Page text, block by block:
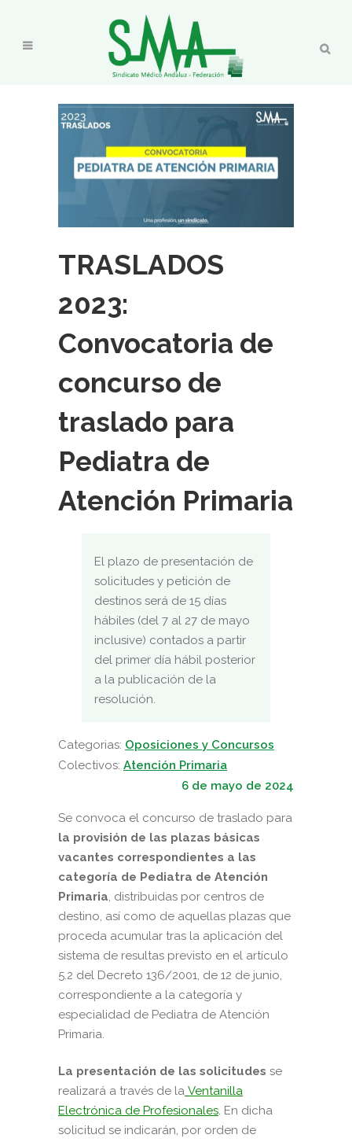
TRASLADOS
2023:
Convocatoria de
concurso de
traslado para
Pediatra de
Atención Primaria
El plazo de presentación de
solicitudes y petición de
destinos será de 15 días
hábiles (del 7 al 27 de mayo
inclusive) contados a partir
del primer día hábil posterior
a la publicación de la
resolución.
Categorias: Oposiciones y Concursos
Colectivos: Atención Primaria
6 de mayo de 2024
Se convoca el concurso de traslado para
la provisión de las plazas básicas
vacantes correspondientes a las
categoría de Pediatra de Atención
Primaria, distribuidas por centros de
destino, así como de aquellas plazas que
proceda acumular tras la aplicación del
sistema de resultas previsto en el artículo
5.2 del Decreto 136/2001, de 12 de junio,
correspondiente a la categoría y
especialidad de Pediatra de Atención
Primaria.
La presentación de las solicitudes se
realizará a través de la Ventanilla
Electrónica de Profesionales. En dicha
solicitud se indicarán, por orden de